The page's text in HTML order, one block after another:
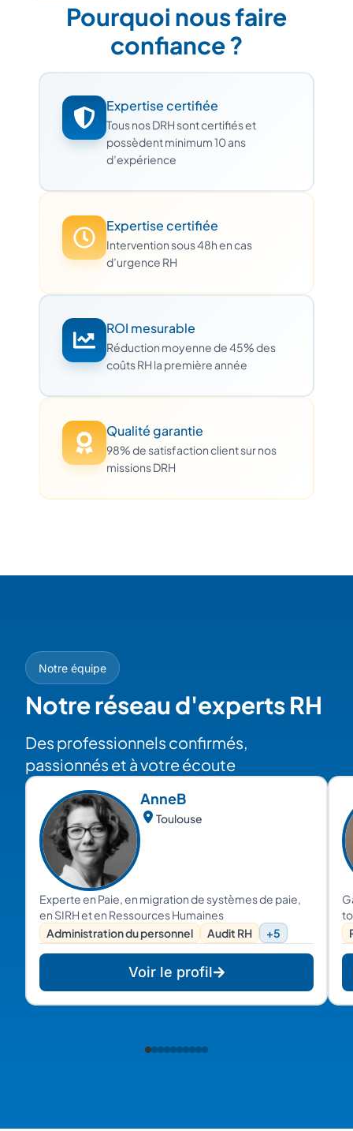
Pourquoi nous faire
confiance ?
Expertise certifiée
Tous nos DRH sont certifiés et
possèdent minimum 10 ans
d’expérience
Expertise certifiée
Intervention sous 48h en cas
d’urgence RH
ROI mesurable
Réduction moyenne de 45% des
coûts RH la première année
Qualité garantie
98% de satisfaction client sur nos
missions DRH
Notre équipe
Notre réseau d'experts RH
Des professionnels confirmés,
passionnés et à votre écoute
AnneB
Toulouse
Experte en Paie, en migration de systèmes de paie,
en SIRH et en Ressources Humaines
Administration du personnel
Audit RH +5
Voir le profil